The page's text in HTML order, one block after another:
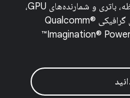
می‌شود، مانند GPU، CPU، حافظه، باتری و شمارنده‌های GPU،
بینشی داشته باشید. پردازنده‌های گرافیکی Qualcomm®
Adreno™، Arm® Mali™ و Imagination® PowerVR™